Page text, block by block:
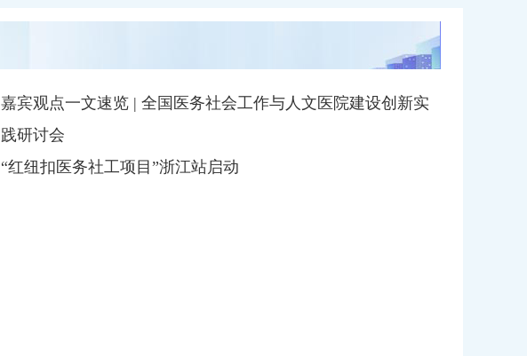
嘉宾观点一文速览 | 全国医务社会工作与人文医院建设创新实
践研讨会
“红纽扣医务社工项目”浙江站启动